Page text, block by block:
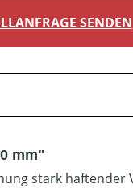
SENDEN
mm"
stark